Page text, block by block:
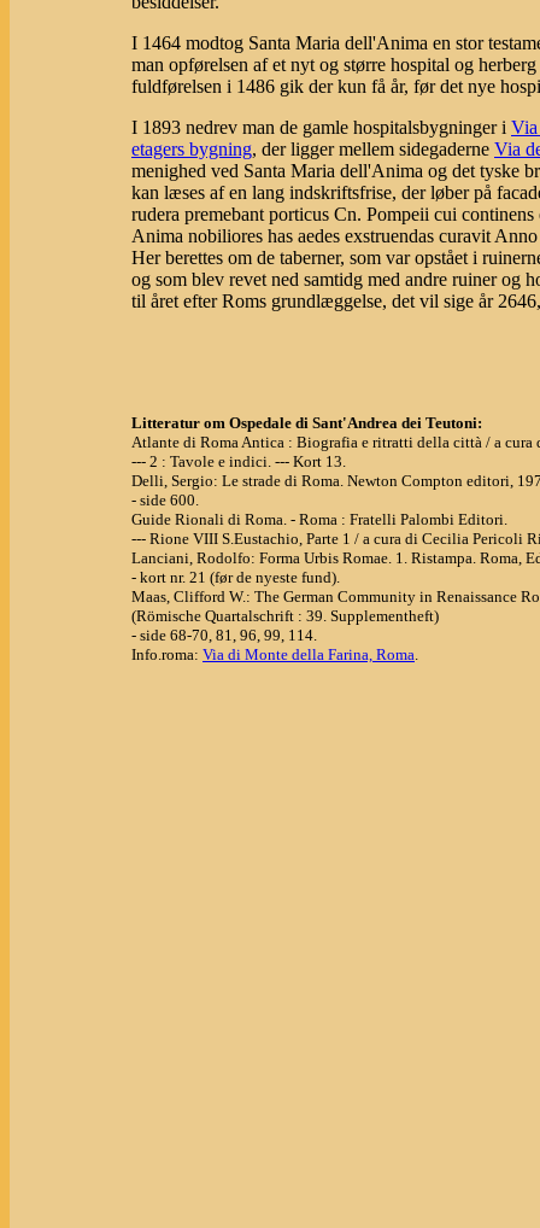
I 1464 modtog Santa Maria dell'Anima en stor
man opførelsen af et nyt og større hospital og
fuldførelsen i 1486 gik der kun få år, før det nye
I 1893 nedrev man de gamle hospitalsbygninger i Via
etagers bygning, der ligger mellem sidegaderne Via
menighed ved Santa Maria dell'Anima og det tyske
kan læses af en lang indskriftsfrise, der løber på
rudera premebant porticus Cn. Pompeii cui
Anima nobiliores has aedes exstruendas curavit
Her berettes om de taberner, som var opstået i
og som blev revet ned samtidg med andre ruiner og
til året efter Roms grundlæggelse, det vil sige år
Litteratur om Ospedale di Sant'Andrea dei Teutoni:
Atlante di Roma Antica : Biografia e ritratti della città / a
--- 2 : Tavole e indici. --- Kort 13.
Delli, Sergio: Le strade di Roma. Newton Compton editori,
- side 600.
Guide Rionali di Roma. - Roma : Fratelli Palombi Editori.
--- Rione VIII S.Eustachio, Parte 1 / a cura di Cecilia Pericoli
Lanciani, Rodolfo: Forma Urbis Romae. 1. Ristampa. Roma,
- kort nr. 21 (før de nyeste fund).
Maas, Clifford W.: The German Community in Renaissance
(Römische Quartalschrift : 39. Supplementheft)
- side 68-70, 81, 96, 99, 114.
Info.roma: Via di Monte della Farina, Roma.